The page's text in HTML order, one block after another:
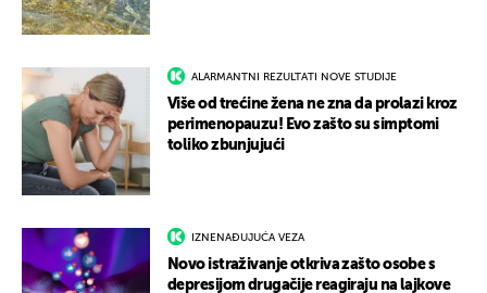
ALARMANTNI REZULTATI NOVE STUDIJE
Više od trećine žena ne zna da prolazi kroz
perimenopauzu! Evo zašto su simptomi
toliko zbunjujući
IZNENAĐUJUĆA VEZA
Novo istraživanje otkriva zašto osobe s
depresijom drugačije reagiraju na lajkove